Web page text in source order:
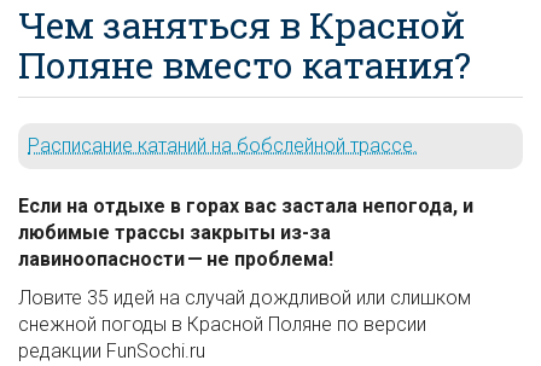
Чем заняться в Красной
Поляне вместо катания?
Расписание катаний на бобслейной трассе.
Если на отдыхе в горах вас застала непогода, и
любимые трассы закрыты из-за
лавиноопасности — не проблема!
Ловите 35 идей на случай дождливой или слишком
снежной погоды в Красной Поляне по версии
редакции FunSochi.ru